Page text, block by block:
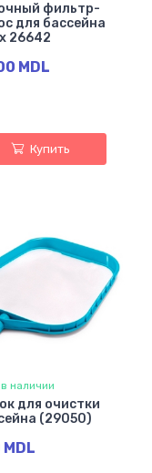
фильтр-
для бассейна
26642
MDL
Купить
наличии
для очистки
(29050)